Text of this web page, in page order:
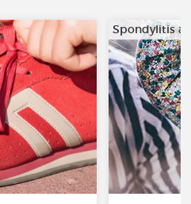
Spondylitis